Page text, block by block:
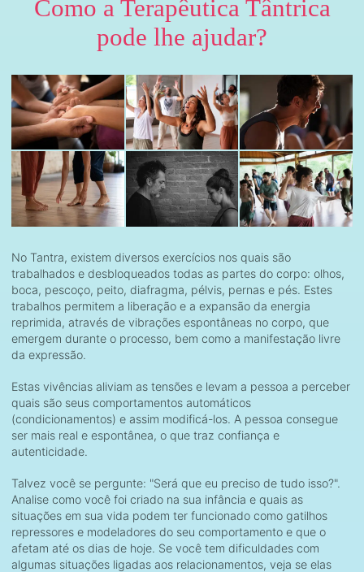
Como a Terapêutica Tântrica
pode lhe ajudar?
No Tantra, existem diversos exercícios nos quais são
trabalhados e desbloqueados todas as partes do corpo: olhos,
boca, pescoço, peito, diafragma, pélvis, pernas e pés. Estes
trabalhos permitem a liberação e a expansão da energia
reprimida, através de vibrações espontâneas no corpo, que
emergem durante o processo, bem como a manifestação livre
da expressão.
Estas vivências aliviam as tensões e levam a pessoa a perceber
quais são seus comportamentos automáticos
(condicionamentos) e assim modificá-los. A pessoa consegue
ser mais real e espontânea, o que traz confiança e
autenticidade.
Talvez você se pergunte: "Será que eu preciso de tudo isso?".
Analise como você foi criado na sua infância e quais as
situações em sua vida podem ter funcionado como gatilhos
repressores e modeladores do seu comportamento e que o
afetam até os dias de hoje. Se você tem dificuldades com
algumas situações ligadas aos relacionamentos, veja se elas